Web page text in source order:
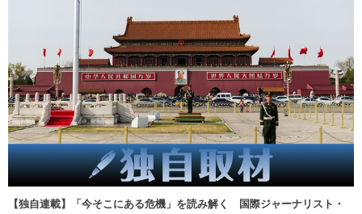
【独自連載】「今そこにある危機」を読み解く 国際ジャーナリスト・